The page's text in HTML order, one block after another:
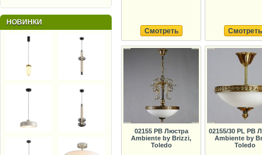
НОВИНКИ
Смотреть Смотреть
02155 PB Люстра
Ambiente by Brizzi,
Toledo
02155/30 PL PB
Ambiente by
Toledo